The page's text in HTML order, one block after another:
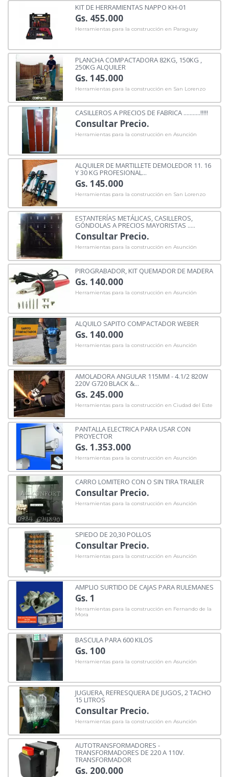
KIT DE HERRAMIENTAS NAPPO KH-01
Gs. 455.000
Herramientas para la construcción en Paraguay
PLANCHA COMPACTADORA 82KG, 150KG ,
250KG ALQUILER
Gs. 145.000
Herramientas para la construcción en San Lorenzo
CASILLEROS A PRECIOS DE FABRICA ...........!!!!!
Consultar Precio.
Herramientas para la construcción en Asunción
ALQUILER DE MARTILLETE DEMOLEDOR 11. 16
Y 30 KG PROFESIONAL...
Gs. 145.000
Herramientas para la construcción en San Lorenzo
ESTANTERÍAS METÁLICAS, CASILLEROS,
GÓNDOLAS A PRECIOS MAYORISTAS .....
Consultar Precio.
Herramientas para la construcción en Asunción
PIROGRABADOR, KIT QUEMADOR DE MADERA
Gs. 140.000
Herramientas para la construcción en Asunción
ALQUILO SAPITO COMPACTADOR WEBER
Gs. 140.000
Herramientas para la construcción en Asunción
AMOLADORA ANGULAR 115MM - 4.1/2 820W
220V G720 BLACK &...
Gs. 245.000
Herramientas para la construcción en Ciudad del Este
PANTALLA ELECTRICA PARA USAR CON
PROYECTOR
Gs. 1.353.000
Herramientas para la construcción en Asunción
CARRO LOMITERO CON O SIN TIRA TRAILER
Consultar Precio.
Herramientas para la construcción en Asunción
SPIEDO DE 20,30 POLLOS
Consultar Precio.
Herramientas para la construcción en Asunción
AMPLIO SURTIDO DE CAJAS PARA RULEMANES
Gs. 1
Herramientas para la construcción en Fernando de la
Mora
BASCULA PARA 600 KILOS
Gs. 100
Herramientas para la construcción en Asunción
JUGUERA, REFRESQUERA DE JUGOS, 2 TACHO
15 LITROS
Consultar Precio.
Herramientas para la construcción en Asunción
AUTOTRANSFORMADORES -
TRANSFORMADORES DE 220 A 110V.
TRANSFORMADOR
Gs. 200.000